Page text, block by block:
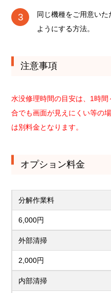
同じ機種をご用意い
ようにする方法。
注意事項
水没修理時間の目安は、1時
合でも画面が見えにくい等の
は別料金となります。
オプション料金
分解作業料
6,000円
外部清掃
2,000円
内部清掃